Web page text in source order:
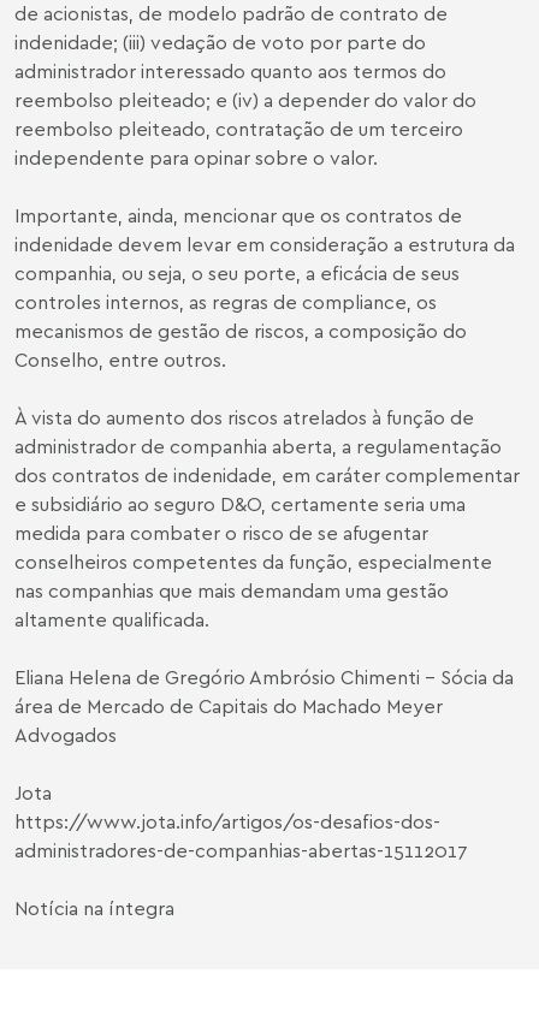
de acionistas, de modelo padrão de contrato de
indenidade; (iii) vedação de voto por parte do
administrador interessado quanto aos termos do
reembolso pleiteado; e (iv) a depender do valor do
reembolso pleiteado, contratação de um terceiro
independente para opinar sobre o valor.
Importante, ainda, mencionar que os contratos de
indenidade devem levar em consideração a estrutura da
companhia, ou seja, o seu porte, a eficácia de seus
controles internos, as regras de compliance, os
mecanismos de gestão de riscos, a composição do
Conselho, entre outros.
À vista do aumento dos riscos atrelados à função de
administrador de companhia aberta, a regulamentação
dos contratos de indenidade, em caráter complementar
e subsidiário ao seguro D&O, certamente seria uma
medida para combater o risco de se afugentar
conselheiros competentes da função, especialmente
nas companhias que mais demandam uma gestão
altamente qualificada.
Eliana Helena de Gregório Ambrósio Chimenti - Sócia da
área de Mercado de Capitais do Machado Meyer
Advogados
Jota
https://www.jota.info/artigos/os-desafios-dos-
administradores-de-companhias-abertas-15112017
Notícia na íntegra